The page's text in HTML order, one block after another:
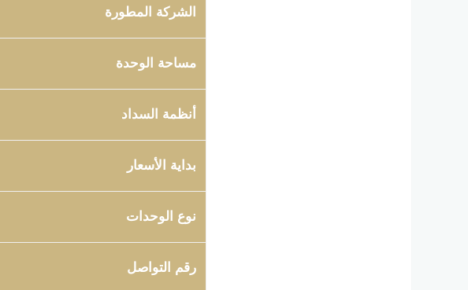
الشركة المطورة
مساحة الوحدة
أنظمة السداد
بداية الأسعار
نوع الوحدات
رقم التواصل